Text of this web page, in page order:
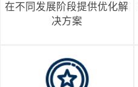
在不同发展阶段提供优化解
决方案